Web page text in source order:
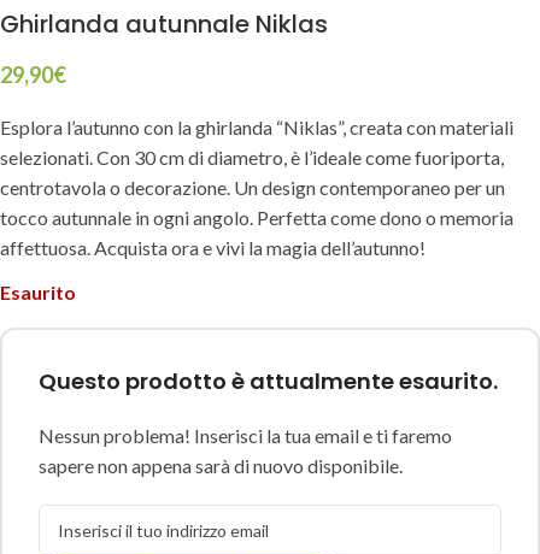
Ghirlanda autunnale Niklas
29,90€
Esplora l’autunno con la ghirlanda “Niklas”, creata con materiali
selezionati. Con 30 cm di diametro, è l’ideale come fuoriporta,
centrotavola o decorazione. Un design contemporaneo per un
tocco autunnale in ogni angolo. Perfetta come dono o memoria
affettuosa. Acquista ora e vivi la magia dell’autunno!
Esaurito
Questo prodotto è attualmente esaurito.
Nessun problema! Inserisci la tua email e ti faremo
sapere non appena sarà di nuovo disponibile.